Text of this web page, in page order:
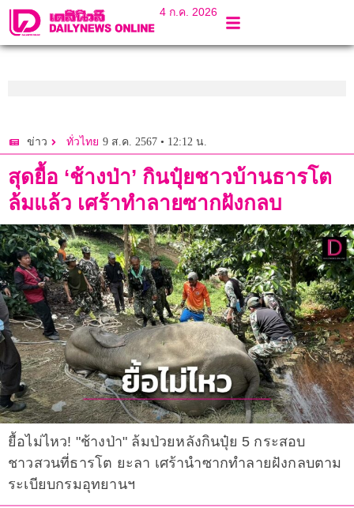
4 ก.ค. 2026
ข่าว ทั่วไทย 9 ส.ค. 2567 • 12:12 น.
สุดยื้อ ‘ช้างป่า’ กินปุ๋ยชาวบ้านธารโต
ล้มแล้ว เศร้าทำลายซากฝังกลบ
ยื้อไม่ไหว! "ช้างป่า" ล้มป่วยหลังกินปุ๋ย 5 กระสอบ
ชาวสวนที่ธารโต ยะลา เศร้านำซากทำลายฝังกลบตาม
ระเบียบกรมอุทยานฯ